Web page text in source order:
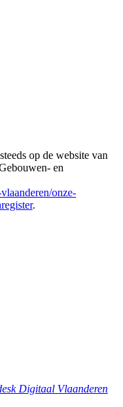
op de website van
en
onze-
.
Digitaal Vlaanderen